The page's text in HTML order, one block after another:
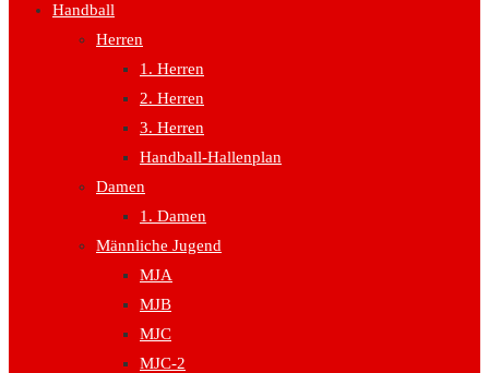
Handball
Herren
1. Herren
2. Herren
3. Herren
Handball-Hallenplan
Damen
1. Damen
Männliche Jugend
MJA
MJB
MJC
MJC-2